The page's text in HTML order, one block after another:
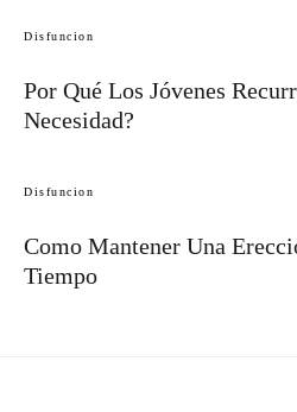
Disfuncion
Por Qué Los Jóvenes
Necesidad?
Disfuncion
Como Mantener Una
Tiempo